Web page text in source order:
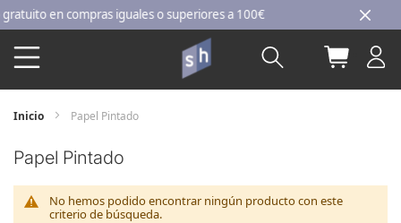
Ir
al
contenido
en compras iguales o superiores a 100€
Buscar Mi
Inicio Papel Pintado
Papel Pintado
No hemos podido encontrar ningún producto con este
criterio de búsqueda.